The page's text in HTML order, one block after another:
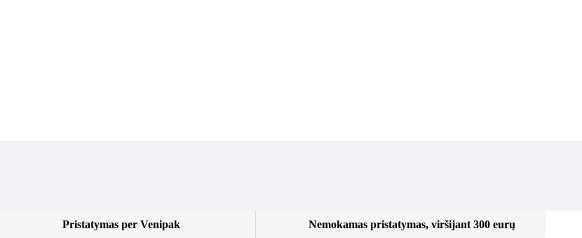
Pristatymas per Venipak Nemokamas pristatymas, viršijant 300 eurų